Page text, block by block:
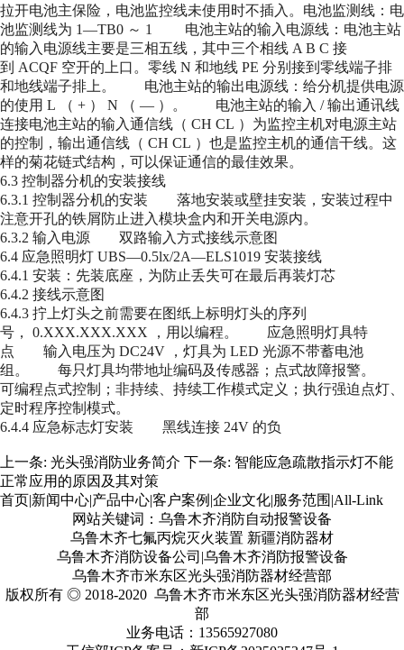
拉开电池主保险，电池监控线未使用时不插入。电池监测线：电
池监测线为 1—TB0 ～ 1
电池主站的输入电源线：电池主站
的输入电源线主要是三相五线，其中三个相线 A B C 接
到 ACQF 空开的上口。零线 N 和地线 PE 分别接到零线端子排
和地线端子排上。 电池主站的输出电源线：给分机提供电源
的使用 L （ + ） N （ — ）。 电池主站的输入 / 输出通讯线
连接电池主站的输入通信线（ CH CL ）为监控主机对电源主站
的控制，输出通信线（ CH CL ）也是监控主机的通信干线。这
样的菊花链式结构，可以保证通信的最佳效果。
6.3 控制器分机的安装接线
6.3.1 控制器分机的安装 落地安装或壁挂安装，安装过程中
注意开孔的铁屑防止进入模块盒内和开关电源内。
6.3.2 输入电源 双路输入方式接线示意图
6.4 应急照明灯 UBS—0.5lx/2A—ELS1019 安装接线
6.4.1 安装：先装底座，为防止丢失可在最后再装灯芯
6.4.2 接线示意图
6.4.3 拧上灯头之前需要在图纸上标明灯头的序列
号，
0.XXX.XXX.XXX
，用以编程。 应急照明灯具特
点 输入电压为 DC24V ，灯具为 LED 光源不带蓄电池
组。 每只灯具均带地址编码及传感器；点式故障报警。
可编程点式控制；非持续、持续工作模式定义；执行强迫点灯、
定时程序控制模式。
6.4.4 应急标志灯安装 黑线连接 24V 的负
上一条: 光头强消防业务简介 下一条: 智能应急疏散指示灯不能
正常应用的原因及其对策
首页|新闻中心|产品中心|客户案例 |企业文化|服务范围 |All-Link
网站关键词：乌鲁木齐消防自动报警设备
乌鲁木齐七氟丙烷灭火装置 新疆消防器材
乌鲁木齐消防设备公司|乌鲁木齐消防报警设备
乌鲁木齐市米东区光头强消防器材经营部
版权所有 ◎ 2018-2020 乌鲁木齐市米东区光头强消防器材经营
部
业务电话：13565927080